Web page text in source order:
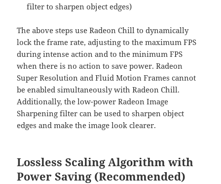
filter to sharpen object edges)
The above steps use Radeon Chill to dynamically
lock the frame rate, adjusting to the maximum FPS
during intense action and to the minimum FPS
when there is no action to save power. Radeon
Super Resolution and Fluid Motion Frames cannot
be enabled simultaneously with Radeon Chill.
Additionally, the low-power Radeon Image
Sharpening filter can be used to sharpen object
edges and make the image look clearer.
Lossless Scaling Algorithm with
Power Saving (Recommended)